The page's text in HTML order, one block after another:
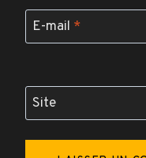
E-mail *
Site